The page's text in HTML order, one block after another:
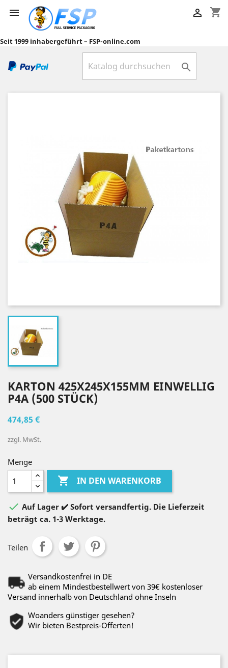
 shopping_cart

Seit 1999 inhabergeführt – FSP-online.com

KARTON 425X245X155MM EINWELLIG
P4A (500 STÜCK)
474,85 €
zzgl. MwSt.
Menge
 IN DEN WARENKORB
 Auf Lager ✔️ Sofort versandfertig. Die Lieferzeit
beträgt ca. 1-3 Werktage.
Teilen
Versandkostenfrei in DE
ab einem Mindestbestellwert von 39€ kostenloser
Versand innerhalb von Deutschland ohne Inseln
Woanders günstiger gesehen?
Wir bieten Bestpreis-Offerten!